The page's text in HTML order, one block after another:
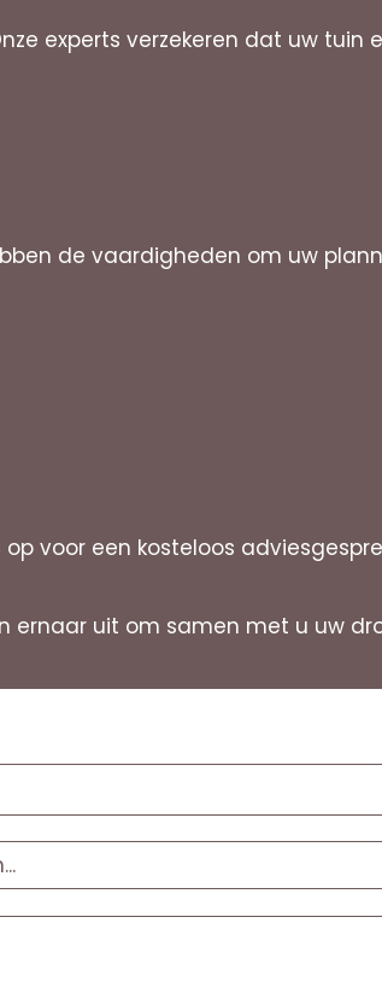
experts verzekeren dat uw tuin
de vaardigheden om uw
voor een kosteloos
ernaar uit om samen met u uw